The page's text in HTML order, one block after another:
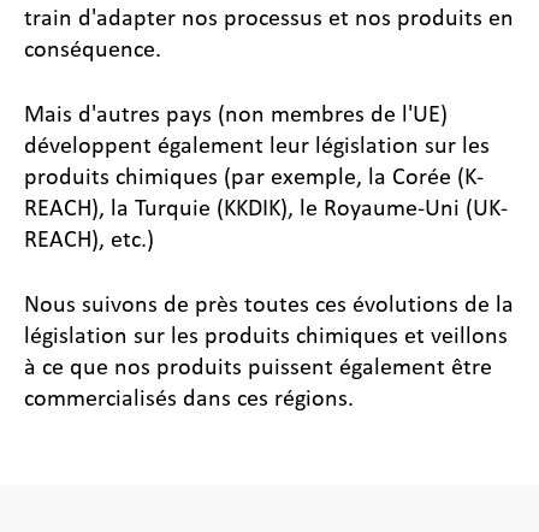
train d'adapter nos processus et nos produits en
conséquence.
Mais d'autres pays (non membres de l'UE)
développent également leur législation sur les
produits chimiques (par exemple, la Corée (K-
REACH), la Turquie (KKDIK), le Royaume-Uni (UK-
REACH), etc.)
Nous suivons de près toutes ces évolutions de la
législation sur les produits chimiques et veillons
à ce que nos produits puissent également être
commercialisés dans ces régions.